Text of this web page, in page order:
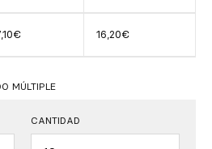
16,20€
MÚLTIPLE
CANTIDAD
Cantidad